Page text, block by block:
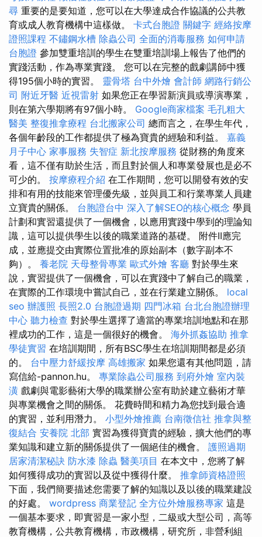
尋 重要的是要知道，您可以在大學達成合作協議的公共教
育或成人教育機構中這樣做。 卡式台胞證 關鍵字 經絡按摩
證照課程 不鏽鋼水槽 除蟲公司 全面的消毒服務 如何申請
台胞證 參加雙重培訓的學生在雙重培訓場上報告了他們的
實踐活動，作為專業實踐。 您可以在完整的戲劇講師中獲
得195個小時的實習。 靈骨塔 台中外燴 會計師 網路行銷公
司 附近牙醫 近視雷射 如果您正在學習新演員或導演專業，
則在第六學期將有97個小時。 Google商家檔案 毛孔粗大
醫美 整復推拿療程 台北搬家公司 總而言之，在學生年代，
各個年齡段的工作都提供了極為寶貴的經驗和利益。 嘉義
月子中心 家事服務 失智症 新北按摩服務 從財務的角度來
看，這不僅有助於生活，而且對於個人和專業發展也是必不
可少的。 按摩療程介紹 在工作期間，您可以開發有效的安
排和有用的技能來管理優先級，並與員工和行業專業人員建
立寶貴的關係。 台胞證台中 深入了解SEO的核心概念 學員
計劃和實習還提供了一個機會，以應用實踐中學到的理論知
識，這可以提供學生以後的職業道路的基礎。 附件II應完
成，並應提交由實際位置批准的原始副本（數字副本不
夠）。 養老院 天母整骨專業 歐式外燴 客廳 對於學生來
說，實習提供了一個機會，可以在實踐中了解自己的職業，
在實際的工作環境中嘗試自己，並在行業建立關係。 local
seo 辦護照 長照2.0 台胞證過期 四門冰箱 台北台胞證辦理
中心 聽力檢查 對於學生選擇了適當的專業培訓地點和在那
裡成功的工作，這是一個很好的機會。 海外抓姦協助 推拿
學徒實習 在培訓期間，所有BSC學生在培訓期間都是必須
的。 台中壓力舒緩按摩 高雄搬家 如果您還有其他問題，請
寫信給-pannon.hu。 專業除蟲公司服務 到府外燴 室內裝
潢 戲劇與電影藝術大學的職業辦公室有助於建立藝術才華
與專業機會之間的關係。 花費時間和精力為您找到最合適
的實習，並利用潛力。 小型外燴推薦 台南徵信社 推拿與整
復結合 安養院 北部 實習為獲得寶貴的經驗，擴大他們的專
業知識和建立新的關係提供了一個絕佳的機會。 護照過期
居家清潔秘訣 防水漆 除蟲 醫美項目 在本文中，您將了解
如何獲得成功的實習以及從中獲得什麼。 推拿師資格證照
下面，我們簡要描述您需要了解的知識以及以後的職業建設
的好處。 wordpress 商業登記 全方位外燴服務專家 這是
一個基本要求，即實習是一家小型，二級或大型公司，高等
教育機構，公共教育機構，市政機構，研究所，非營利組